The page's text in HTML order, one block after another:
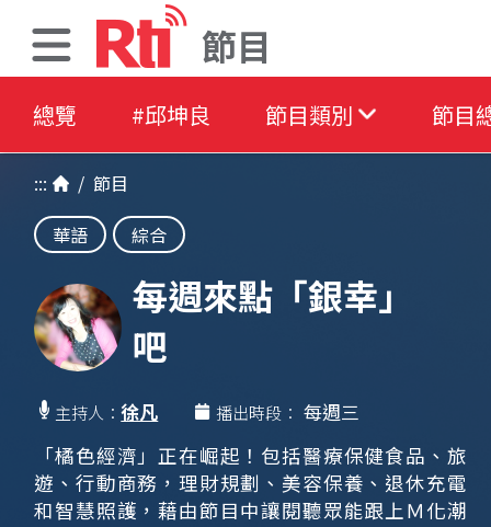
節目
總覽 #邱坤良 節目類別 節目
::: / 節目
華語
綜合
每週來點「銀幸」
吧
主持人：徐凡 播出時段： 每週三
「橘色經濟」正在崛起！包括醫療保健食品、旅
遊、行動商務，理財規劃、美容保養、退休充電
和智慧照護，藉由節目中讓閱聽眾能跟上Ｍ化潮